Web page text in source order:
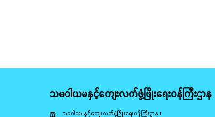
သမဝါယမနှင့်ကျေးလက်ဖွံ့ဖြိုးရေးဝန်ကြီးဌာန
သမဝါယမနှင့်ကျေးလက်ဖွံ့ဖြိုးရေးဝန်ကြီးဌာန ၊